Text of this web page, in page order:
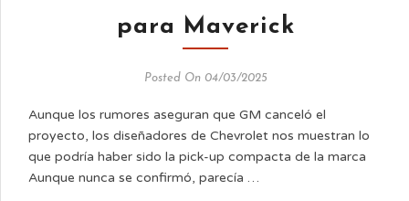
para Maverick
Posted On 04/03/2025
Aunque los rumores aseguran que GM canceló el
proyecto, los diseñadores de Chevrolet nos muestran lo
que podría haber sido la pick-up compacta de la marca
Aunque nunca se confirmó, parecía …